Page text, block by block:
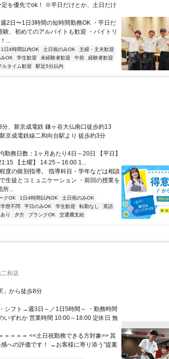
を優先でok！ ※平日だけとか、土日だけ
2日〜1日3時間の短時間勤務OK ・平日だ
、初めてのアルバイトも歓迎 ・バイトリ
...
1日4時間以内OK 土日祝のみOK
主婦・主夫歓迎
OK 学生歓迎 未経験者歓迎 午前
経験者歓迎
ルタイム歓迎 駅近5分以内
、新京成電鉄 鎌ヶ谷大仏南口徒歩約13
京成電鉄線二和向台駅より 徒歩約3分
務日数：1ヶ月あたり4日～20日 【平日】
【土曜】 14:25～16:00 1...
度の個別指導。 指導科目・学年などは相談
生徒とコミュニケーション ・前回の授業を
所...
クOK 1日4時間以内OK
土日祝のみOK
学歴不問 平日のみOK 学生歓迎 転勤なし
英語
り 夕方 ブランクOK 交通費支給
和店
」から徒歩8分
シフト→週3日～／1日5時間～ ・勤務時間
ずれか 営業時間 10:00～18:00 定休日 無
＝＝＝＝ <<土日祝勤務できる方対象>> 其
への評価です！ →お客様に寄り添う”提案